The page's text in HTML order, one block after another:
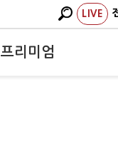
LIVE
프리미엄